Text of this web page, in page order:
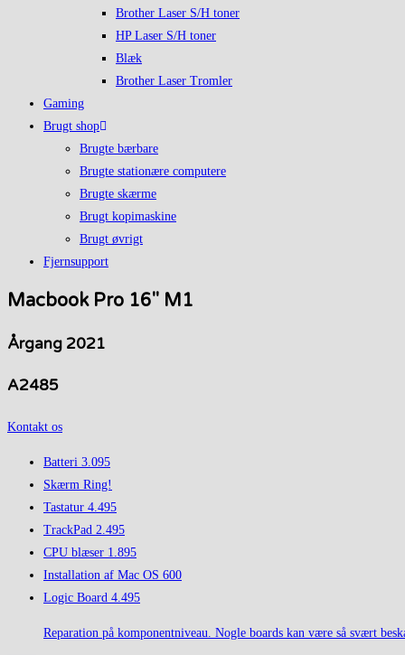
Brother Laser S/H toner
HP Laser S/H toner
Blæk
Brother Laser Tromler
Gaming
Brugt shop
Brugte bærbare
Brugte stationære computere
Brugte skærme
Brugt kopimaskine
Brugt øvrigt
Fjernsupport
Macbook Pro 16" M1
Årgang 2021
A2485
Kontakt os
Batteri 3.095
Skærm Ring!
Tastatur 4.495
TrackPad 2.495
CPU blæser 1.895
Installation af Mac OS 600
Logic Board 4.495
Reparation på komponentniveau. Nogle boards kan være så svært